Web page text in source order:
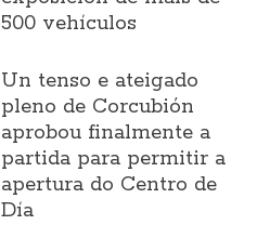
500 vehículos
Un tenso e ateigado
pleno de Corcubión
aprobou finalmente a
partida para permitir a
apertura do Centro de
Día